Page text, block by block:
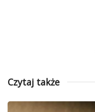
Czytaj także